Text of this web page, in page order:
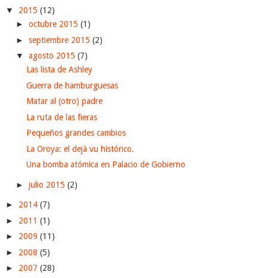
▼ 2015 (12)
► octubre 2015 (1)
► septiembre 2015 (2)
▼ agosto 2015 (7)
Las lista de Ashley
Guerra de hamburguesas
Matar al (otro) padre
La ruta de las fieras
Pequeños grandes cambios
La Oroya: el dejà vu histórico.
Una bomba atómica en Palacio de Gobierno
► julio 2015 (2)
► 2014 (7)
► 2011 (1)
► 2009 (11)
► 2008 (5)
► 2007 (28)